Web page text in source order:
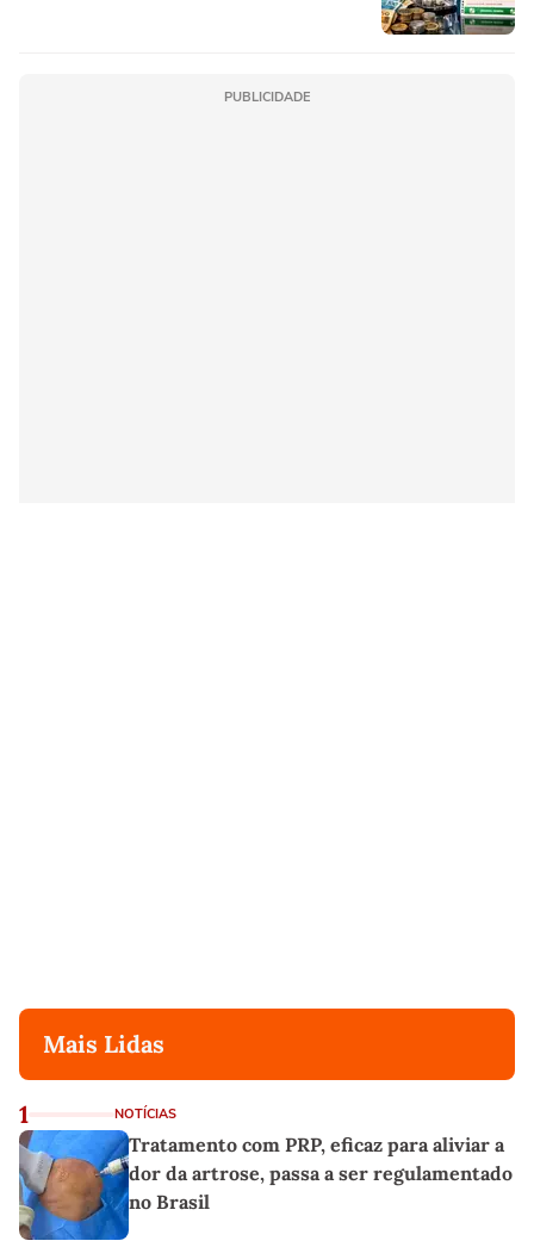
PUBLICIDADE
Mais Lidas
1 NOTÍCIAS
Tratamento com PRP, eficaz para aliviar a
dor da artrose, passa a ser regulamentado
no Brasil